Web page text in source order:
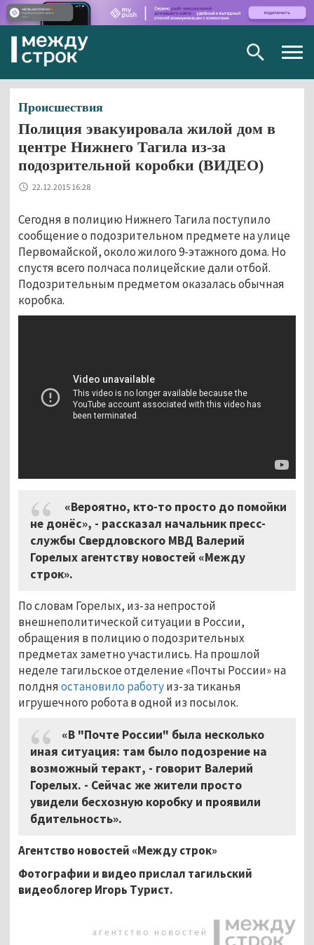
Происшествия
Полиция эвакуировала жилой дом в
центре Нижнего Тагила из-за
подозрительной коробки (ВИДЕО)
22.12.2015 16:28
Сегодня в полицию Нижнего Тагила поступило
сообщение о подозрительном предмете на улице
Первомайской, около жилого 9-этажного дома. Но
спустя всего полчаса полицейские дали отбой.
Подозрительным предметом оказалась обычная
коробка.
«Вероятно, кто-то просто до помойки
не донёс», - рассказал начальник пресс-
службы Свердловского МВД Валерий
Горелых агентству новостей «Между
строк».
По словам Горелых, из-за непростой
внешнеполитической ситуации в России,
обращения в полицию о подозрительных
предметах заметно участились. На прошлой
неделе тагильское отделение «Почты России» на
полдняостановило работуиз-за тиканья
игрушечного робота в одной из посылок.
«В "Почте России" была несколько
иная ситуация: там было подозрение на
возможный теракт, - говорит Валерий
Горелых. - Сейчас же жители просто
увидели бесхозную коробку и проявили
бдительность».
Агентство новостей «Между строк»
Фотографии и видео прислал тагильский
видеоблогер Игорь Турист.